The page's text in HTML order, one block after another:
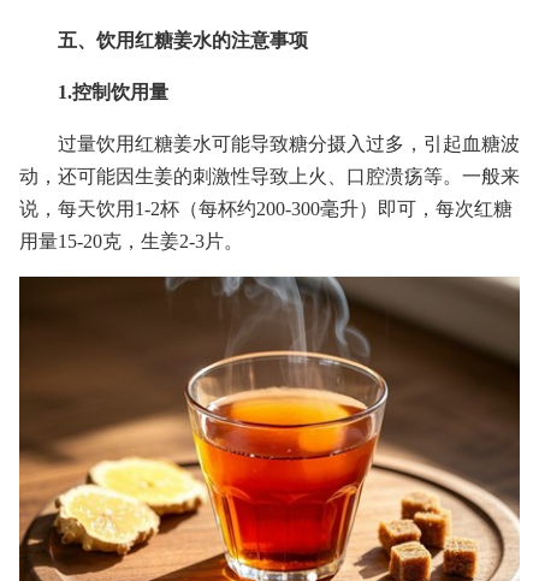
五、饮用红糖姜水的注意事项
1.控制饮用量
过量饮用红糖姜水可能导致糖分摄入过多，引起血糖波
动，还可能因生姜的刺激性导致上火、口腔溃疡等。一般来
说，每天饮用1-2杯（每杯约200-300毫升）即可，每次红糖
用量15-20克，生姜2-3片。